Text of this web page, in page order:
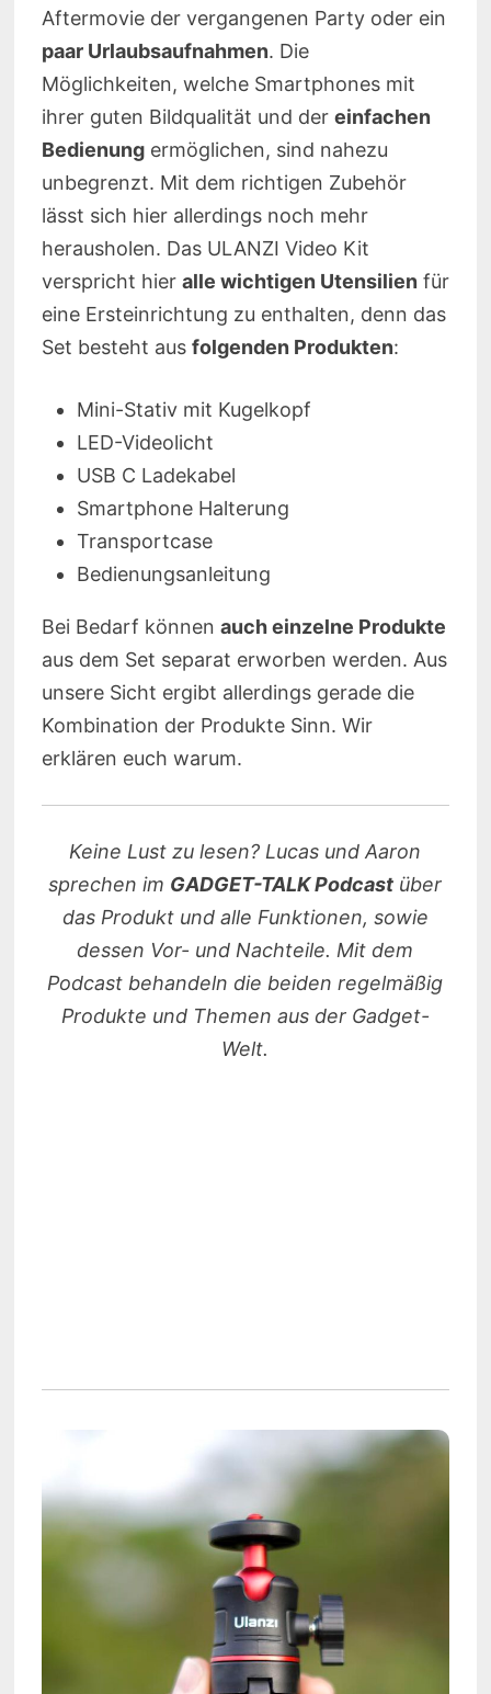
Aftermovie der vergangenen Party oder ein
paar Urlaubsaufnahmen. Die
Möglichkeiten, welche Smartphones mit
ihrer guten Bildqualität und der einfachen
Bedienungermöglichen, sind nahezu
unbegrenzt. Mit dem richtigen Zubehör
lässt sich hier allerdings noch mehr
herausholen. Das ULANZI Video Kit
verspricht hier alle wichtigen Utensilien für
eine Ersteinrichtung zu enthalten, denn das
Set besteht aus folgenden Produkten:
Mini-Stativ mit Kugelkopf
LED-Videolicht
USB C Ladekabel
Smartphone Halterung
Transportcase
Bedienungsanleitung
Bei Bedarf können auch einzelne Produkte
aus dem Set separat erworben werden. Aus
unsere Sicht ergibt allerdings gerade die
Kombination der Produkte Sinn. Wir
erklären euch warum.
Keine Lust zu lesen? Lucas und Aaron
sprechen im GADGET-TALK Podcast über
das Produkt und alle Funktionen, sowie
dessen Vor- und Nachteile. Mit dem
Podcast behandeln die beiden regelmäßig
Produkte und Themen aus der Gadget-
Welt.